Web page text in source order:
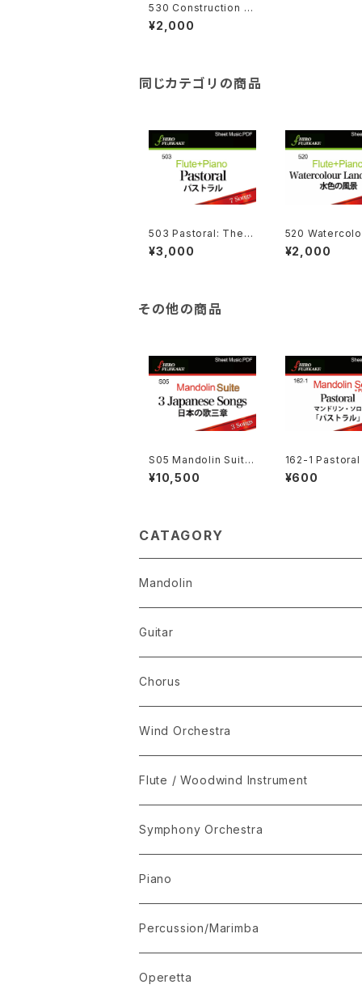
530 Construction of
the Rainbow (Flute
Orchestra)
¥2,000
同じカテゴリの商品
503 Pastoral: The b
est selection of Hir
o Fujikake (7-Song
¥3,000
520
ndscape
ano)
¥2,000
その他の商品
S05 Mandolin Suite:
3 Japanese Songs
マンドリン組曲： 日本の
¥10,500
162-1 Pastoral
ラル
¥600
CATAGORY
Mandolin
The Best Selection
Set Package
I-Musici
"The Enchanted Forest"
“The Lark in the Clear Air”
Mandolin Solo
Recommended for Competition
Suite(Set Collection)
Guitar
Chorus
Wind Orchestra
Flute / Woodwind Instrument
KARAOKE
Symphony Orchestra
Piano
Percussion/Marimba
Operetta